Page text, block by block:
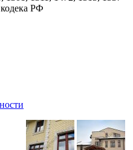
кодека РФ